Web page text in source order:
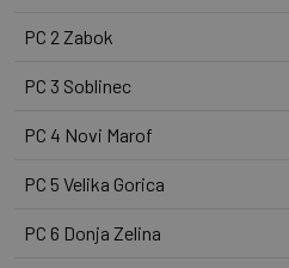
PC 2 Zabok
PC 3 Soblinec
PC 4 Novi Marof
PC 5 Velika Gorica
PC 6 Donja Zelina